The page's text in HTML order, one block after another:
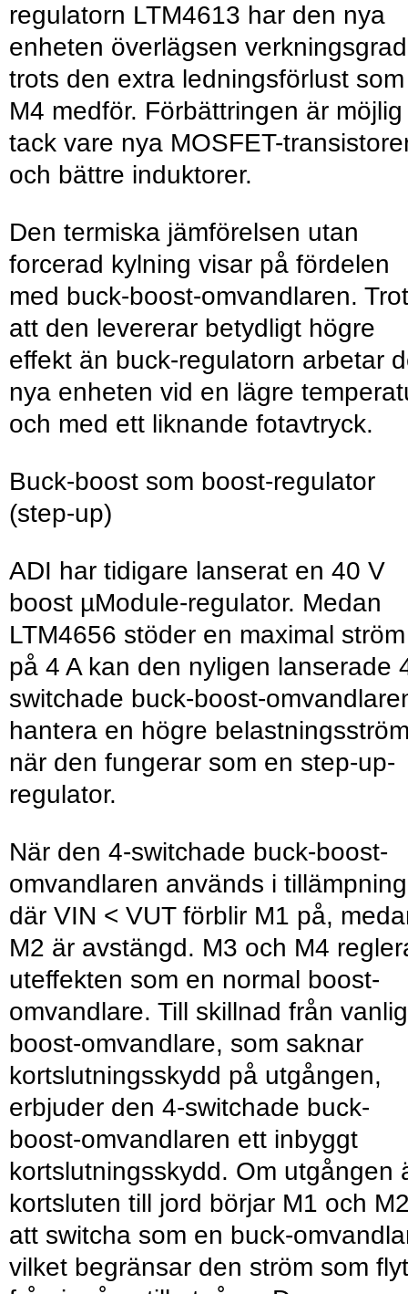
regulatorn LTM4613 har den nya
enheten överlägsen verkningsgrad
trots den extra ledningsförlust som
M4 medför. Förbättringen är möjlig
tack vare nya MOSFET-
och bättre induktorer.
Den termiska jämförelsen utan
forcerad kylning visar på fördelen
med buck-boost-omvandlaren.
att den levererar betydligt högre
effekt än buck-regulatorn arbetar
nya enheten vid en lägre
och med ett liknande fotavtryck.
Buck-boost som boost-regulator
(step-up)
ADI har tidigare lanserat en 40 V
boost µModule-regulator. Medan
LTM4656 stöder en maximal ström
på 4 A kan den nyligen lanserade
switchade buck-boost-
hantera en högre
när den fungerar som en step-up-
regulator.
När den 4-switchade buck-boost-
omvandlaren används i
där VIN < VUT förblir M1 på,
M2 är avstängd. M3 och M4
uteffekten som en normal boost-
omvandlare. Till skillnad från
boost-omvandlare, som saknar
kortslutningsskydd på utgången,
erbjuder den 4-switchade buck-
boost-omvandlaren ett inbyggt
kortslutningsskydd. Om utgången
kortsluten till jord börjar M1 och
att switcha som en buck-
vilket begränsar den ström som